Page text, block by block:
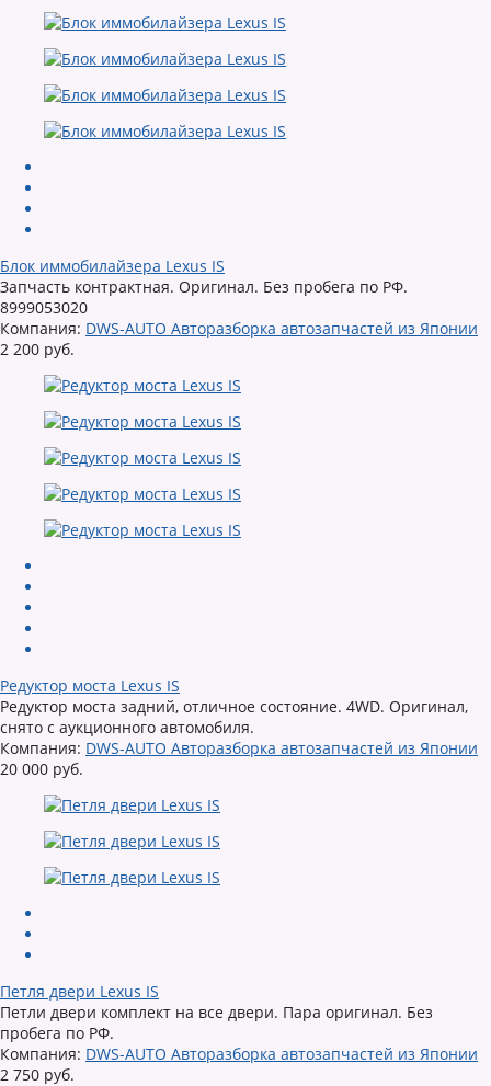
Блок иммобилайзера Lexus IS
Запчасть контрактная. Оригинал. Без пробега по РФ.
8999053020
Компания: DWS-AUTO Авторазборка автозапчастей из Японии
2 200 руб.
Редуктор моста Lexus IS
Редуктор моста задний, отличное состояние. 4WD. Оригинал,
снято с аукционного автомобиля.
Компания: DWS-AUTO Авторазборка автозапчастей из Японии
20 000 руб.
Петля двери Lexus IS
Петли двери комплект на все двери. Пара оригинал. Без
пробега по РФ.
Компания: DWS-AUTO Авторазборка автозапчастей из Японии
2 750 руб.